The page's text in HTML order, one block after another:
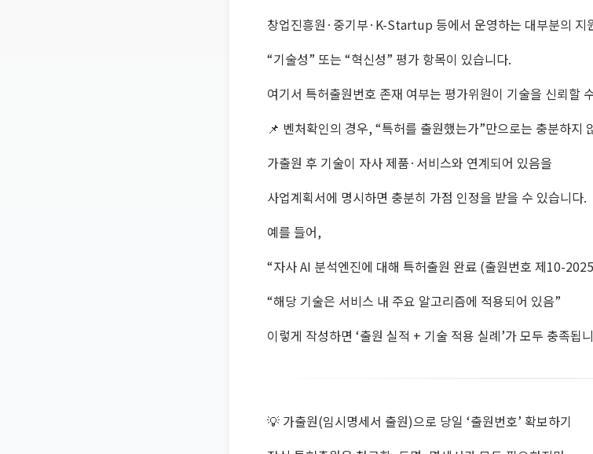
창업진흥원·중기부·K-Startup 등에서 운영하는 대부분의 지
“기술성” 또는 “혁신성” 평가 항목이 있습니다.
여기서 특허출원번호 존재 여부는 평가위원이 기술을 신뢰할
📌 벤처확인의 경우, “특허를 출원했는가”만으로는 충분하지
가출원 후 기술이 자사 제품·서비스와 연계되어 있음을
사업계획서에 명시하면 충분히 가점 인정을 받을 수 있습니다.
예를 들어,
“자사 AI 분석엔진에 대해 특허출원 완료 (출원번호 제10-
“해당 기술은 서비스 내 주요 알고리즘에 적용되어 있음”
이렇게 작성하면 ‘출원 실적 + 기술 적용 실례’가 모두 충족됩
💡 가출원(임시명세서 출원)으로 당일 ‘출원번호’ 확보하기